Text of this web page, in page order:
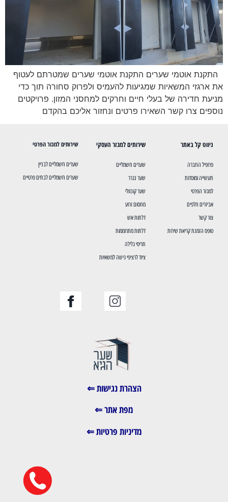
התקנת אוטמי שערים התקנת אוטמי שערים שמטרתם לעטוף
את ארגזי המשאיות שמגיעות להעמיס ולפרוק סחורה תוך כדי
מניעת חדירה של בעלי חיים וחרקים למחסני המזון. פרויקטים
נוספים צרו קשר השאירו פרטים ונחזור אליכם בהקדם
ניווט קל באתר
פרופיל החברה
תעשייה ומוסדות
למגזר הפרטי
אביזרים חלפים
צור קשר
טופס הזמנת קריאת שירות
שירותים למגזר העסקי
שערים חשמליים
שער נגרר
שער קונזולי
מחסום זרוע
דלתות אש
דלתות מתרוממות
תריסי גלילה
ציוד לרציפי גישה למשאיות
שירותים למגזר הפרטי
שערים חשמליים לבניין
שערים חשמליים לבתים פרטיים
הצהרת נגישות ⇐
מפת אתר ⇐
מדיניות פרטיות ⇐